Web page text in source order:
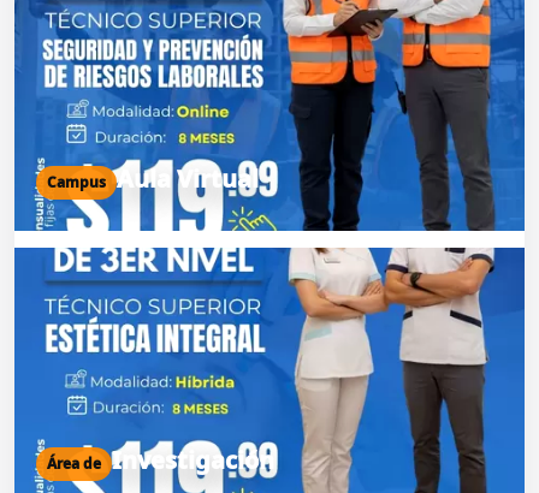
Campus Aula Virtual
Área de Investigación